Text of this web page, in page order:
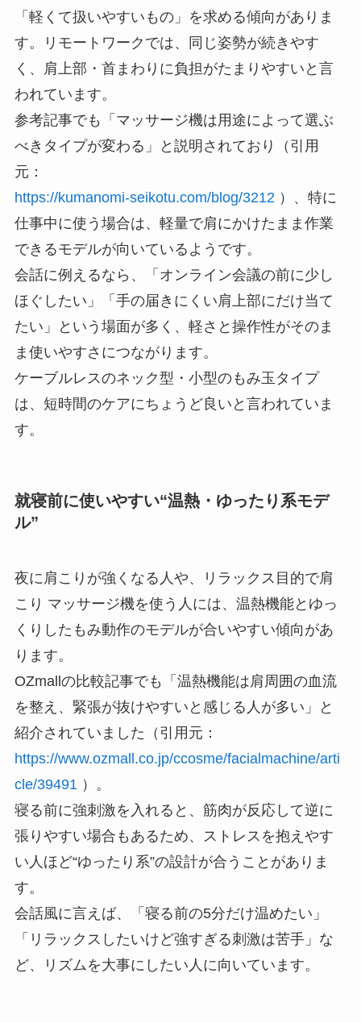
「軽くて扱いやすいもの」を求める傾向がありま
す。リモートワークでは、同じ姿勢が続きやす
く、肩上部・首まわりに負担がたまりやすいと言
われています。
参考記事でも「マッサージ機は用途によって選ぶ
べきタイプが変わる」と説明されており（引用
元：
https://kumanomi-seikotu.com/blog/3212 ）、特に
仕事中に使う場合は、軽量で肩にかけたまま作業
できるモデルが向いているようです。
会話に例えるなら、「オンライン会議の前に少し
ほぐしたい」「手の届きにくい肩上部にだけ当て
たい」という場面が多く、軽さと操作性がそのま
ま使いやすさにつながります。
ケーブルレスのネック型・小型のもみ玉タイプ
は、短時間のケアにちょうど良いと言われていま
す。
就寝前に使いやすい“温熱・ゆったり系モデ
ル”
夜に肩こりが強くなる人や、リラックス目的で肩
こり マッサージ機を使う人には、温熱機能とゆっ
くりしたもみ動作のモデルが合いやすい傾向があ
ります。
OZmallの比較記事でも「温熱機能は肩周囲の血流
を整え、緊張が抜けやすいと感じる人が多い」と
紹介されていました（引用元：
https://www.ozmall.co.jp/ccosme/facialmachine/arti
cle/39491）。
寝る前に強刺激を入れると、筋肉が反応して逆に
張りやすい場合もあるため、ストレスを抱えやす
い人ほど“ゆったり系”の設計が合うことがありま
す。
会話風に言えば、「寝る前の5分だけ温めたい」
「リラックスしたいけど強すぎる刺激は苦手」な
ど、リズムを大事にしたい人に向いています。